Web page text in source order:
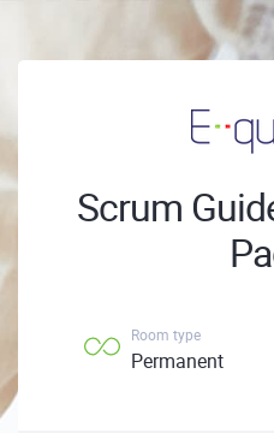
Scrum
Room type
Permanent